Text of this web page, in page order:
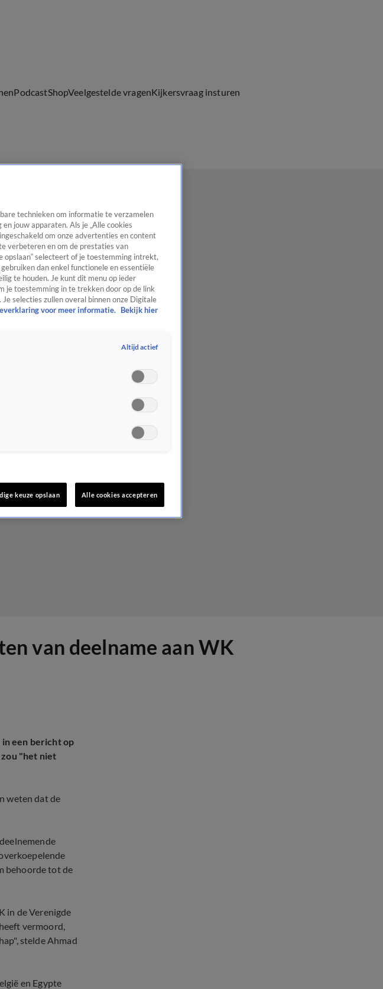
PodcastShopVeelgestelde vragenKijkersvraag insturen
van deelname aan WK
een bericht op
zou "het niet
weten dat de
behoorde tot de
in de Verenigde
vermoord,
stelde Ahmad
en Egypte
technieken om informatie te verzamelen
jouw apparaten. Als je „Alle cookies
om onze advertenties en content
verbeteren en om de prestaties van
opslaan” selecteert of je toestemming intrekt,
dan enkel functionele en essentiële
te houden. Je kunt dit menu op ieder
je toestemming in te trekken door op de link
selecties zullen overal binnen onze Digitale
voor meer informatie. Bekijk hier
Altijd actief
keuze opslaan Alle cookies accepteren